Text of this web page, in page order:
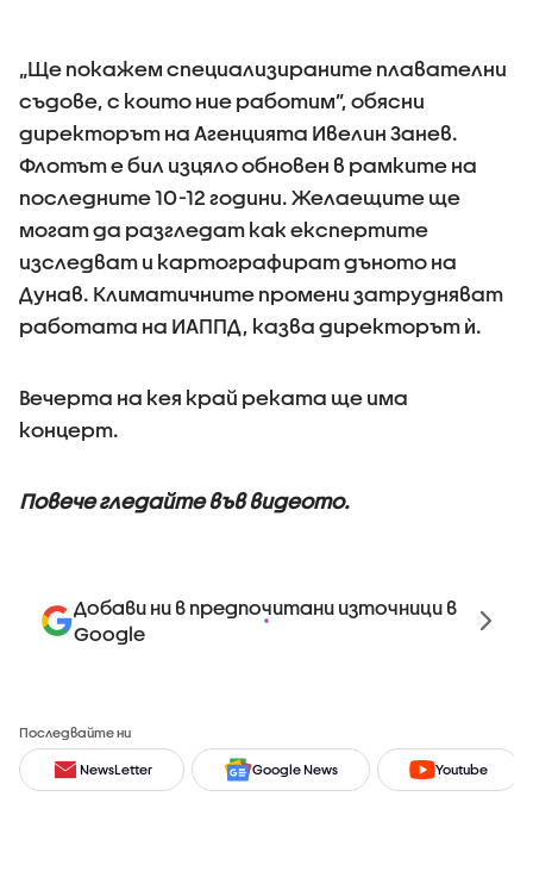
„Ще покажем специализираните плавателни
съдове, с които ние работим”, обясни
директорът на Агенцията Ивелин Занев.
Флотът е бил изцяло обновен в рамките на
последните 10-12 години. Желаещите ще
могат да разгледат как експертите
изследват и картографират дъното на
Дунав. Климатичните промени затрудняват
работата на ИАППД, казва директорът ѝ.
Вечерта на кея край реката ще има
концерт.
Повече гледайте във видеото.
Добави ни в предпочитани източници в
Google
Последвайте ни
NewsLetter Google News Youtube